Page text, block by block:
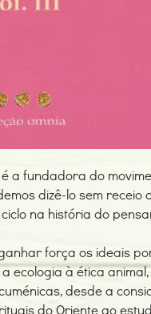
a fundadora do
dizê-lo sem receio
na história do
força os ideais
ecologia à ética
desde a
do Oriente ao